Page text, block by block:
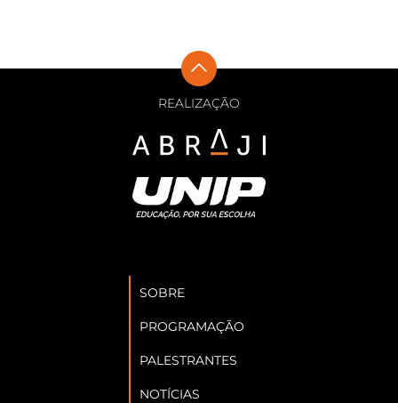
REALIZAÇÃO
SOBRE
PROGRAMAÇÃO
PALESTRANTES
NOTÍCIAS